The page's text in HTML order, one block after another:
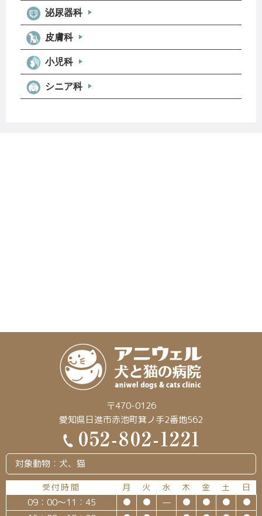
犬の骨肉腫
肺腫瘍
脂肪腫・脂肪肉種
多発性骨髄腫・形質細胞腫瘍
泌尿器科
皮膚科
小児科
シニア科
〒470-0126
愛知県日進市赤池町箕ノ手2番地562
対象動物：犬、猫
受付時間 月 火 水 木 金 土 日
09：00～11：45 ● ● — ● ● ●
●